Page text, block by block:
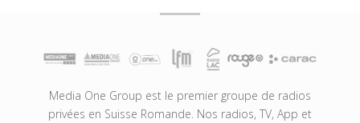
Media One Group est le premier groupe de radios
privées en Suisse Romande. Nos radios, TV, App et